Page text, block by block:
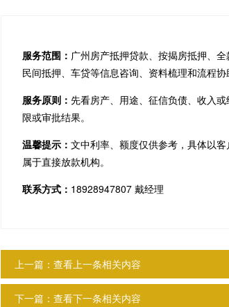
服务范围： 广州房产抵押贷款、按揭房抵押、
民间抵押、车贷等信息咨询、资料梳理和流程协
服务原则： 先看房产、用途、征信负债、收入
限或审批结果。
温馨提示： 文中利率、额度仅供参考，具体以
属于直接放款机构。
联系方式： 18928947807 戴经理
上一篇：查看上一条相关内容
下一篇：查看下一条相关内容